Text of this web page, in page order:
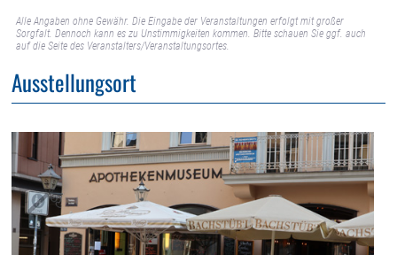
Alle Angaben ohne Gewähr. Die Eingabe der Veranstaltungen erfolgt mit großer
Sorgfalt. Dennoch kann es zu Unstimmigkeiten kommen. Bitte schauen Sie ggf. auch
auf die Seite des Veranstalters/Veranstaltungsortes.
Ausstellungsort